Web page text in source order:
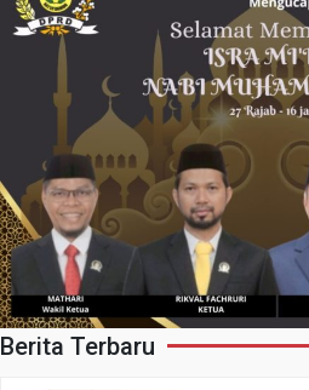
Berita Terbaru